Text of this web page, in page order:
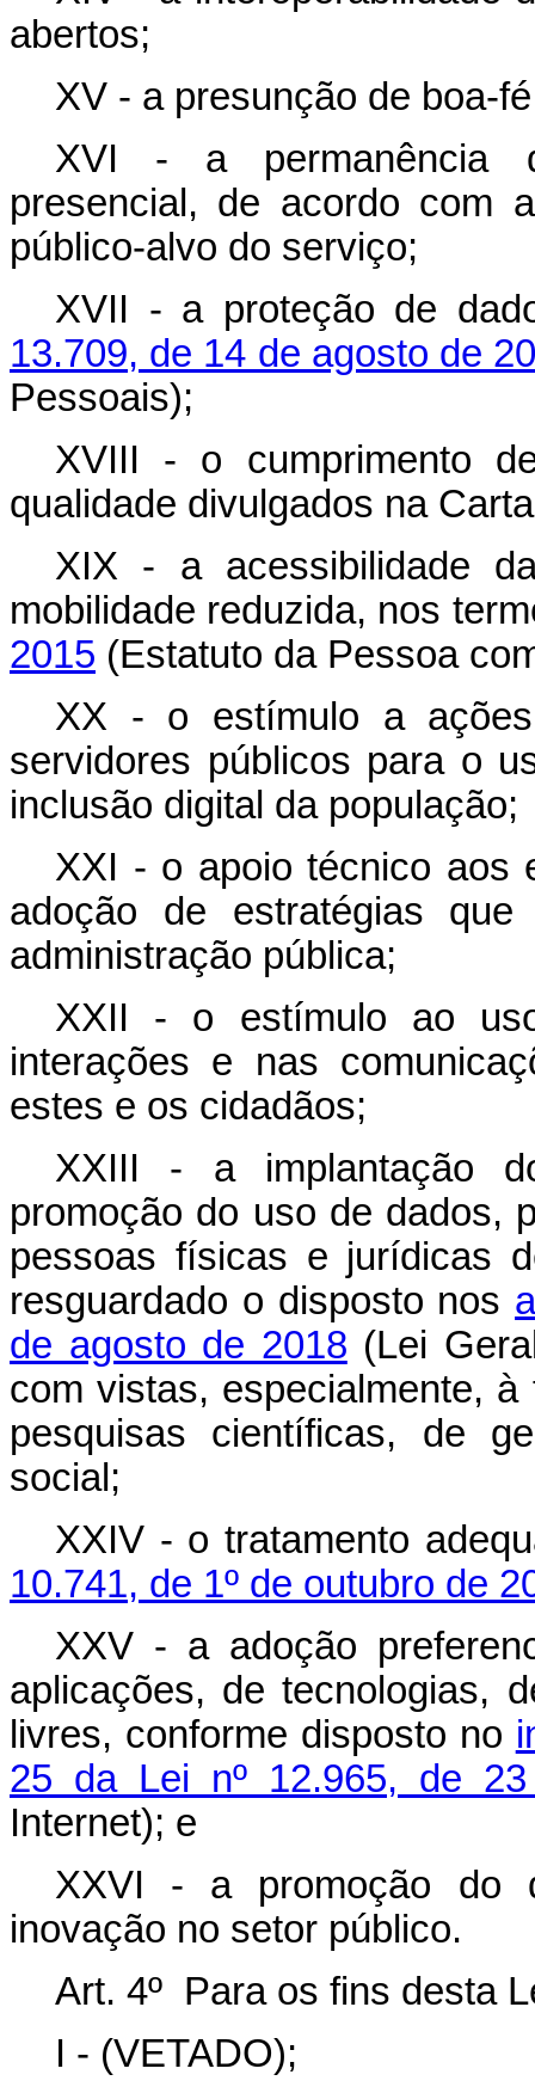
abertos;
XV - a presunção de boa-
XVI - a permanência
presencial, de acordo com
público-alvo do serviço;
XVII - a proteção de
13.709, de 14 de agosto de
Pessoais);
XVIII - o cumprimento
qualidade divulgados na
XIX - a acessibilidade
mobilidade reduzida, nos
2015 (Estatuto da Pessoa
XX - o estímulo a
servidores públicos para o
inclusão digital da população;
XXI - o apoio técnico aos
adoção de estratégias
administração pública;
XXII - o estímulo ao
interações e nas
estes e os cidadãos;
XXIII - a implantação
promoção do uso de dados,
pessoas físicas e jurídicas
resguardado o disposto nos
de agosto de 2018 (Lei
com vistas, especialmente,
pesquisas científicas, de
social;
XXIV - o tratamento
10.741, de 1º de outubro de
XXV - a adoção
aplicações, de tecnologias,
livres, conforme disposto no
25 da Lei nº 12.965, de
Internet); e
XXVI - a promoção do
inovação no setor público.
Art. 4º Para os fins desta
I - (VETADO);